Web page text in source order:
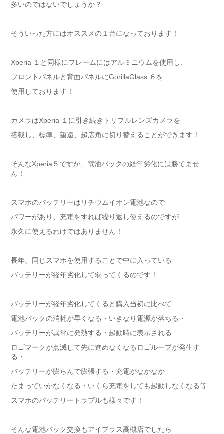
多いのではないでしょうか？
そういった方にはオススメの１台になっております！
Xperia １と同様にフレームにはアルミニウムを使用し、
フロントパネルと背面パネルにGorillaGlass ６を
使用しております！
カメラはXperia １に引き続きトリプルレンズカメラを
搭載し、標準、望遠、超広角に切り替えることができます！
そんなXperia５ですが、電池パックの経年劣化には勝てませ
ん！
スマホのバッテリーはリチウムイオン電池なので
パワーがあり、充電をすれば繰り返し使えるのですが
永久に使えるわけではありません！
長年、同じスマホを使用することで中に入っている
バッテリーが経年劣化して弱ってくるのです！
バッテリーが経年劣化してくると購入当初に比べて
電池パックの消耗が早くなる・いきなり電源が落ちる・
バッテリーが異常に発熱する・起動時に表示される
ロゴマークが点滅して先に進めなくなるロゴループが発生す
る・
バッテリーが膨らんで膨張する・充電がなかなか
たまっていかなくなる・いくら充電をしても起動しなくなる等
スマホのバッテリートラブルも様々です！
そんな電池パック交換もアイプラス高槻店でしたら